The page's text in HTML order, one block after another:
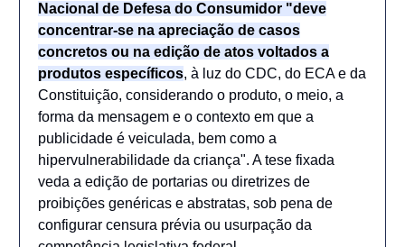
Nacional de Defesa do Consumidor "deve
concentrar-se na apreciação de casos
concretos ou na edição de atos voltados a
produtos específicos, à luz do CDC, do ECA e da
Constituição, considerando o produto, o meio, a
forma da mensagem e o contexto em que a
publicidade é veiculada, bem como a
hipervulnerabilidade da criança". A tese fixada
veda a edição de portarias ou diretrizes de
proibições genéricas e abstratas, sob pena de
configurar censura prévia ou usurpação da